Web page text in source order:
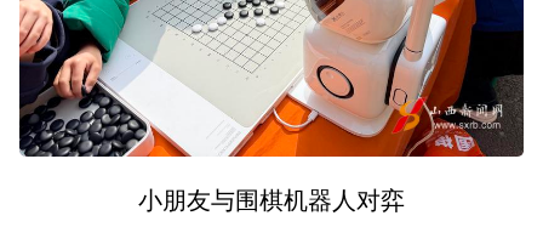
小朋友与围棋机器人对弈